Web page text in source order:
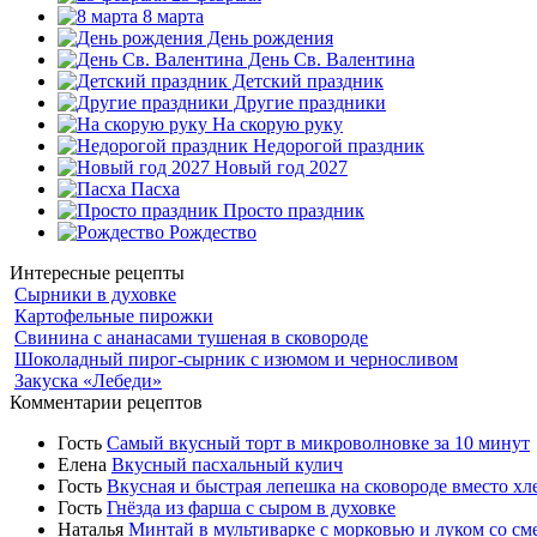
8 марта
День рождения
День Св. Валентина
Детский праздник
Другие праздники
На скорую руку
Недорогой праздник
Новый год 2027
Пасха
Просто праздник
Рождество
Интересные рецепты
Сырники в духовке
Картофельные пирожки
Свинина с ананасами тушеная в сковороде
Шоколадный пирог-сырник с изюмом и черносливом
Закуска «Лебеди»
Комментарии рецептов
Гость Самый вкусный торт в микроволновке за 10 минут
Елена Вкусный пасхальный кулич
Гость Вкусная и быстрая лепешка на сковороде вместо
Гость Гнёзда из фарша с сыром в духовке
Наталья Минтай в мультиварке с морковью и луком со